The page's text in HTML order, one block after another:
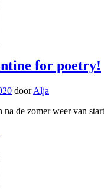
for poetry!
doorAlja
de zomer weer van